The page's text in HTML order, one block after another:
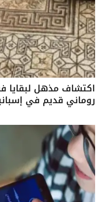
اكتشاف مذهل لبقايا
روماني قديم في